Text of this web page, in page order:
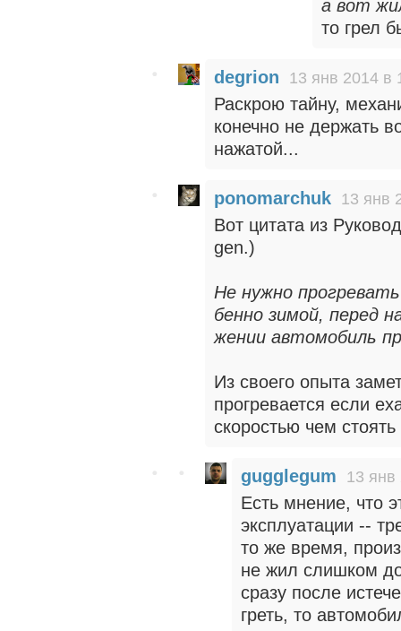
а вот
то грел
degrion 13 янв 2014 в
Раскрою тайну,
конечно не держать
нажатой...
ponomarchuk 13 янв
Вот цитата из
gen.)
Не нужно
бенно зимой, перед
жении автомобиль
Из своего опыта
прогревается если
скоростью чем
gugglegum 13 янв
Есть мнение, что
эксплуатации --
то же время,
не жил слишком
сразу после
греть, то